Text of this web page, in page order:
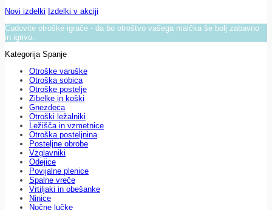
Novi izdelki Izdelki v akciji
Čudovite otroške igrače - da bo otroštvo vašega malčka še bolj zabavno
in igrivo.
Kategorija Spanje
Otroške varuške
Otroška sobica
Otroške postelje
Zibelke in koški
Gnezdeca
Otroški ležalniki
Ležišča in vzmetnice
Otroška posteljnina
Posteljne obrobe
Vzglavniki
Odejice
Povijalne plenice
Spalne vreče
Vrtiljaki in obešanke
Ninice
Nočne lučke